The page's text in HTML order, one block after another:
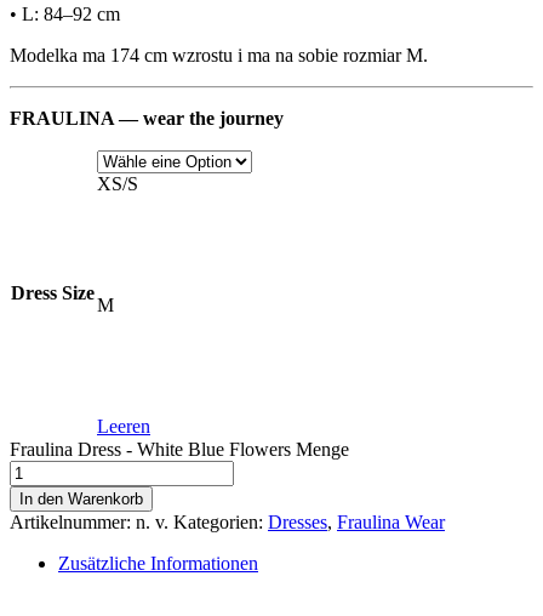
• L: 84–92 cm
Modelka ma 174 cm wzrostu i ma na sobie rozmiar M.
FRAULINA — wear the journey
Dress Size
XS/S
M
Leeren
Fraulina Dress - White Blue Flowers Menge
In den Warenkorb
Artikelnummer: n. v. Kategorien: Dresses, Fraulina Wear
Zusätzliche Informationen